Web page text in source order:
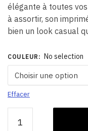
élégante à toutes
à assortir, son
bien un look casual
COULEUR : No selection
Effacer